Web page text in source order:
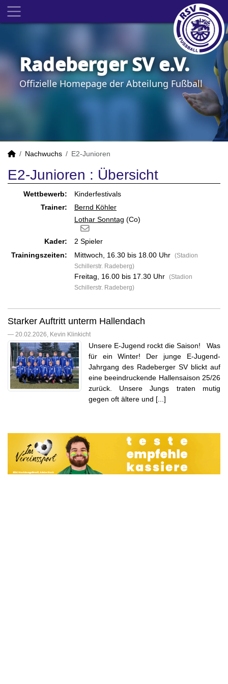
Radeberger SV e.V.
Offizielle Homepage der Abteilung Fußball
Nachwuchs E2-Junioren
E2-Junioren : Übersicht
Wettbewerb:
Kinderfestivals
Trainer:
Bernd Köhler
Lothar Sonntag (Co)
Kader:
2 Spieler
Trainingszeiten:
Mittwoch, 16.30 bis 18.00 Uhr (Stadion
Schillerstr. Radeberg)
Freitag, 16.00 bis 17.30 Uhr (Stadion
Schillerstr. Radeberg)
Starker Auftritt unterm Hallendach
— 20.02.2026, Kevin Klinkicht
Unsere E-Jugend rockt die Saison! Was
für ein Winter! Der junge E-Jugend-
Jahrgang des Radeberger SV blickt auf
eine beeindruckende Hallensaison 25/26
zurück. Unsere Jungs traten mutig
gegen oft ältere und [...]